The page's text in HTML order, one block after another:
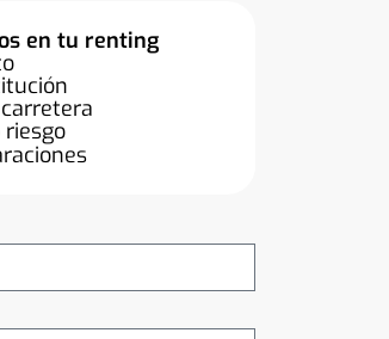
en tu renting
riesgo